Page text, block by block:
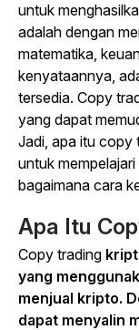
untuk
adalah dengan
matematika,
kenyataannya,
tersedia. Copy
yang dapat
Jadi, apa itu copy
untuk
bagaimana cara
Apa Itu
Copy trading
yang
menjual kripto.
dapat menyalin